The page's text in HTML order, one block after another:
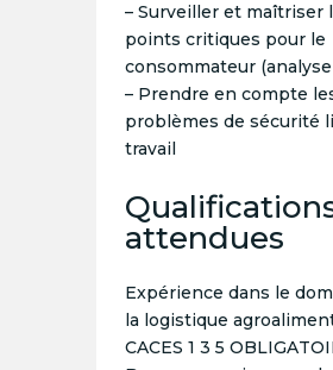
– Surveiller et maîtriser
points critiques pour le
consommateur (analyse
– Prendre en compte
problèmes de sécurité
travail
attendues
Expérience dans le
la logistique
CACES 1 3 5